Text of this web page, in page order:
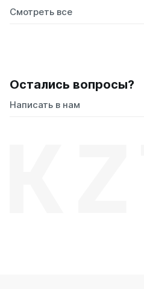
Смотреть все
Остались вопросы?
Написать в нам